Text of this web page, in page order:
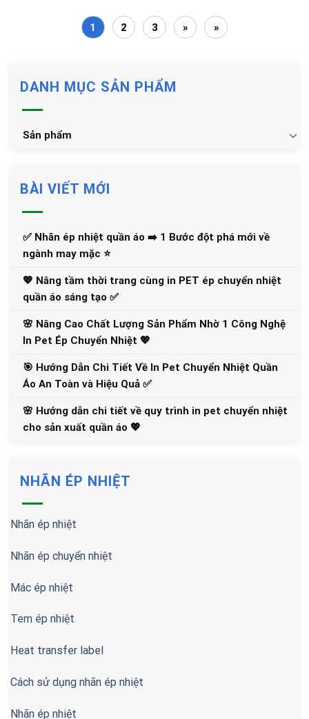
Không
1 2 3 » »
DANH MỤC SẢN PHẨM
Sản phẩm
BÀI VIẾT MỚI
✅‪ Nhãn ép nhiệt quần áo ➡️ 1 Bước đột phá mới về
ngành may mặc ⭐️
💖 Nâng tầm thời trang cùng in PET ép chuyển nhiệt
quần áo sáng tạo ✅
🌸 Nâng Cao Chất Lượng Sản Phẩm Nhờ 1 Công Nghệ
In Pet Ép Chuyển Nhiệt 💖
🎯 Hướng Dẫn Chi Tiết Về In Pet Chuyển Nhiệt Quần
Áo An Toàn và Hiệu Quả ✅
🌸 Hướng dẫn chi tiết về quy trình in pet chuyển nhiệt
cho sản xuất quần áo 💖
NHÃN ÉP NHIỆT
Nhãn ép nhiệt
Nhãn ép chuyển nhiệt
Mác ép nhiệt
Tem ép nhiệt
Heat transfer label
Cách sử dụng nhãn ép nhiệt
Nhãn ép nhiệt